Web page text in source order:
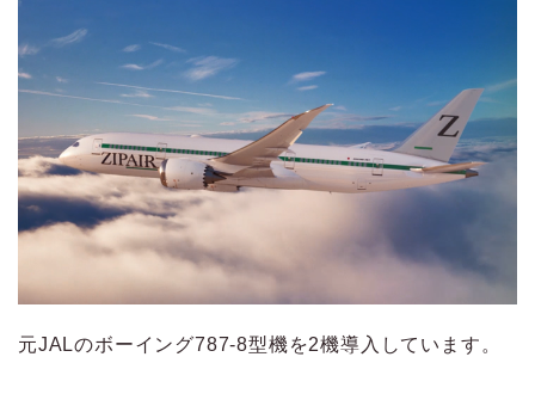
元JALのボーイング787-8型機を2機導入しています。